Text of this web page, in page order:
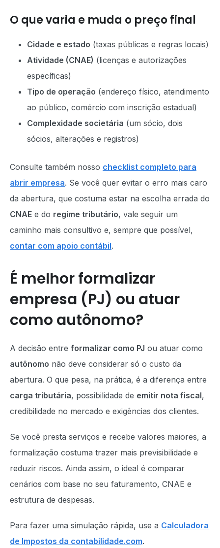
O que varia e muda o preço final
Cidade e estado (taxas públicas e regras locais)
Atividade (CNAE) (licenças e autorizações
específicas)
Tipo de operação (endereço físico, atendimento
ao público, comércio com inscrição estadual)
Complexidade societária (um sócio, dois
sócios, alterações e registros)
Consulte também nosso checklist completo para
abrir empresa. Se você quer evitar o erro mais caro
da abertura, que costuma estar na escolha errada do
CNAE e do regime tributário, vale seguir um
caminho mais consultivo e, sempre que possível,
contar com apoio contábil.
É melhor formalizar
empresa (PJ) ou atuar
como autônomo?
A decisão entre formalizar como PJ ou atuar como
autônomo não deve considerar só o custo da
abertura. O que pesa, na prática, é a diferença entre
carga tributária, possibilidade de emitir nota fiscal,
credibilidade no mercado e exigências dos clientes.
Se você presta serviços e recebe valores maiores, a
formalização costuma trazer mais previsibilidade e
reduzir riscos. Ainda assim, o ideal é comparar
cenários com base no seu faturamento, CNAE e
estrutura de despesas.
Para fazer uma simulação rápida, use a Calculadora
de Impostos da contabilidade.com.